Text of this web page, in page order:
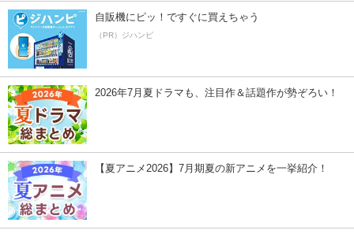
自販機にピッ！ですぐに買えちゃう
（PR）ジハンピ
2026年7月夏ドラマも、注目作＆話題作が勢ぞろい！
【夏アニメ2026】7月期夏の新アニメを一挙紹介！